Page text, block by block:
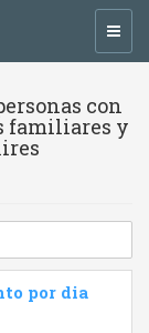
con
familiares y
por dia